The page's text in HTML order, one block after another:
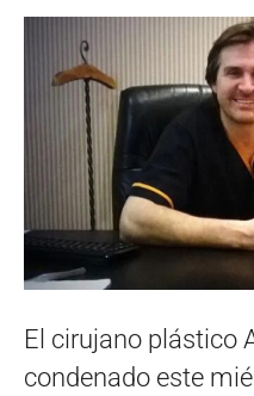
El cirujano plástico
condenado este